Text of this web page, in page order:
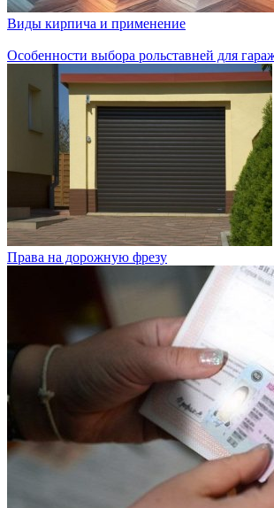
Виды кирпича и применение
Особенности выбора рольставней для
Права на дорожную фрезу